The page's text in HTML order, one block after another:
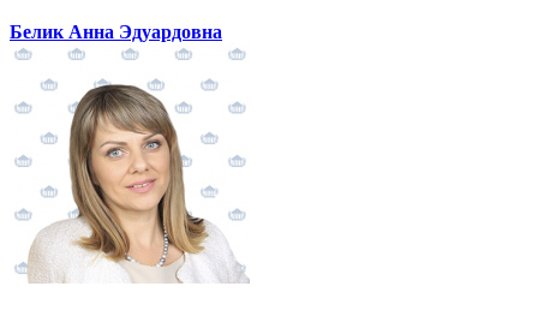
Белик Анна Эдуардовна